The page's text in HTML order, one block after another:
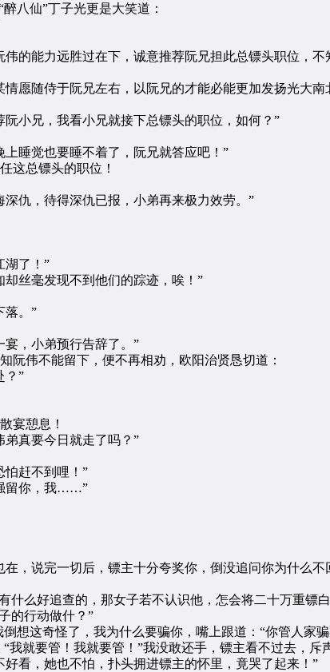
八仙”丁子光更是大笑道：
能力远胜过在下，诚意推荐阮兄担此总镖头职位，不
随侍于阮兄左右，以阮兄的才能必能更加发扬光大南
小兄，我看小兄就接下总镖头的职位，如何？”
睡觉也要睡不着了，阮兄就答应吧！”
总镖头的职位！
仇，待得深仇已报，小弟再来极力效劳。”
了！”
丝毫发现不到他们的踪迹，唉！”
。”
，小弟预行告辞了。”
伟不能留下，便不再相劝，欧阳治贤恳切道：
？”
宴憩息！
真要今日就走了吗？”
赶不到哩！”
留你，我……”
说完一切后，镖主十分夸奖你，倒没追问你为什么不
么好追查的，那女子若不认识他，怎会将二十万重镖
的行动做什？”
这奇怪了，我为什么要骗你，嘴上跟道：“你管人家
就要管！我就要管！”我没敢还手，镖主看不过去，斥
，她也不怕，扑头拥进镖主的怀里，竟哭了起来！”